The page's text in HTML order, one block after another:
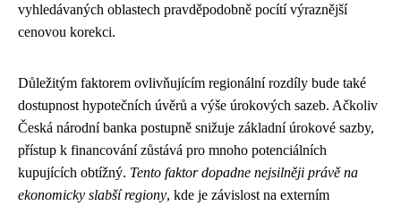
vyhledávaných oblastech pravděpodobně pocítí výraznější
cenovou korekci.
Důležitým faktorem ovlivňujícím regionální rozdíly bude také
dostupnost hypotečních úvěrů a výše úrokových sazeb. Ačkoliv
Česká národní banka postupně snižuje základní úrokové sazby,
přístup k financování zůstává pro mnoho potenciálních
kupujících obtížný. Tento faktor dopadne nejsilněji právě na
ekonomicky slabší regiony, kde je závislost na externím